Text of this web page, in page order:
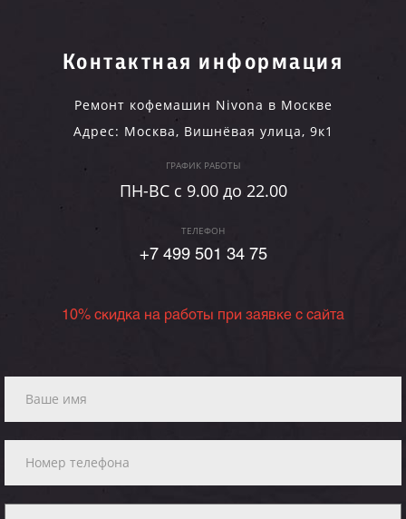
Контактная информация
Ремонт кофемашин Nivona в Москве
Адрес: Москва, Вишнёвая улица, 9к1
ГРАФИК РАБОТЫ
ПН-ВC c 9.00 до 22.00
ТЕЛЕФОН
+7 499 501 34 75
10% скидка на работы при заявке с сайта